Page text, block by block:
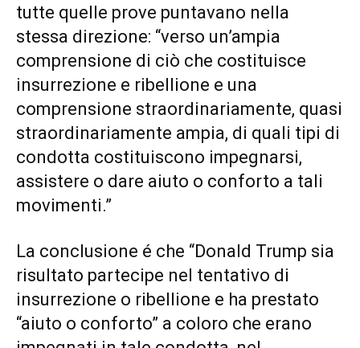
tutte quelle prove puntavano nella
stessa direzione: “verso un’ampia
comprensione di ciò che costituisce
insurrezione e ribellione e una
comprensione straordinariamente, quasi
straordinariamente ampia, di quali tipi di
condotta costituiscono impegnarsi,
assistere o dare aiuto o conforto a tali
movimenti.”
La conclusione é che “Donald Trump sia
risultato partecipe nel tentativo di
insurrezione o ribellione e ha prestato
“aiuto o conforto” a coloro che erano